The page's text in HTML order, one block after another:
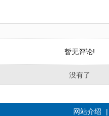
暂无评论!
没有了
网站介绍